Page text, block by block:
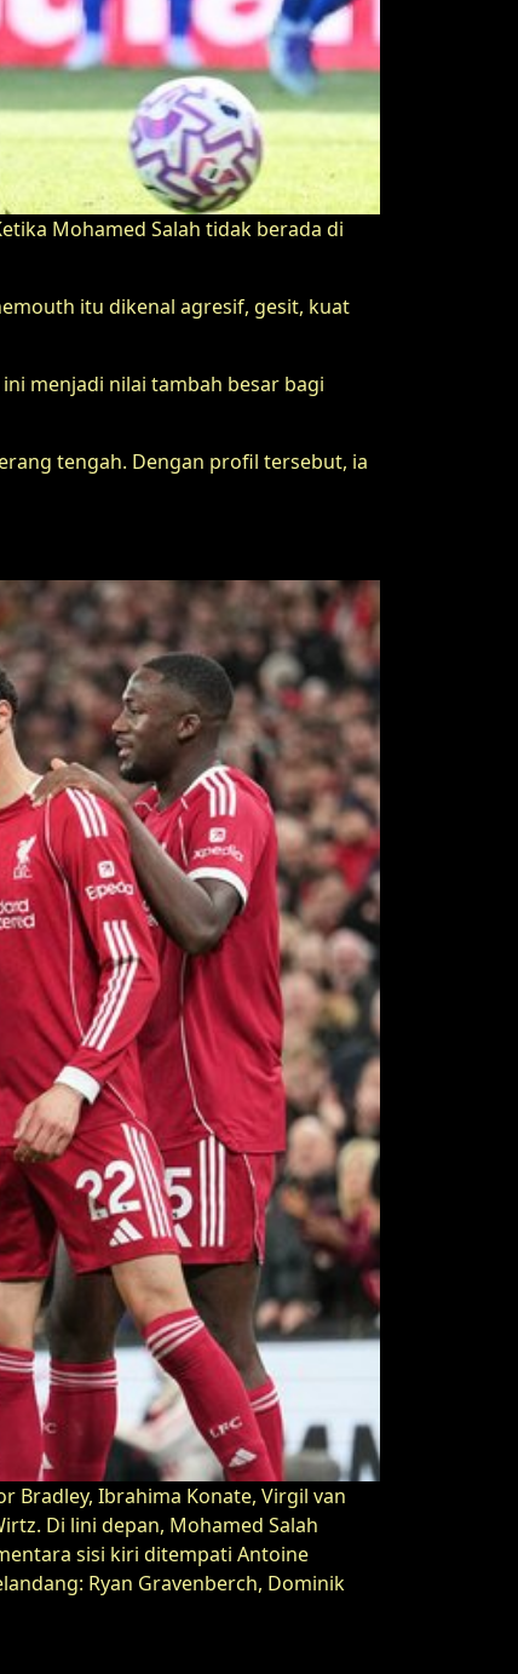
Mohamed Salah tidak berada di
itu dikenal agresif, gesit, kuat
menjadi nilai tambah besar bagi
tengah. Dengan profil tersebut, ia
Bradley, Ibrahima Konate, Virgil van
Di lini depan, Mohamed Salah
sisi kiri ditempati Antoine
Ryan Gravenberch, Dominik